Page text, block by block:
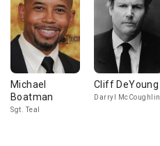
Michael
Boatman
Sgt. Teal
Cliff DeYoung
Darryl McCoughlin